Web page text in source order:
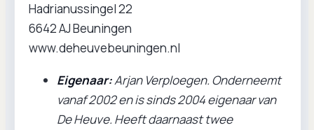
Hadrianussingel 22
6642 AJ Beuningen
www.deheuvebeuningen.nl
Eigenaar:Arjan Verploegen. Onderneemt
vanaf 2002 en is sinds 2004 eigenaar van
De Heuve. Heeft daarnaast twee